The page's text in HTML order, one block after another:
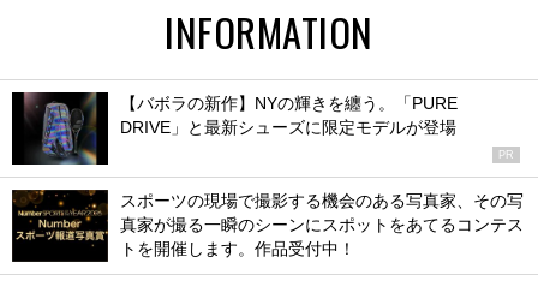
INFORMATION
【バボラの新作】NYの輝きを纏う。「PURE
DRIVE」と最新シューズに限定モデルが登場
PR
スポーツの現場で撮影する機会のある写真家、その写
真家が撮る一瞬のシーンにスポットをあてるコンテス
トを開催します。作品受付中！